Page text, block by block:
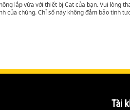
lắp vừa với thiết bị Cat của bạn. Vui lòng
của chúng. Chỉ số này không đảm bảo tính
Tài